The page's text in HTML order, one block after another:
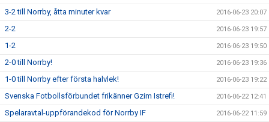
3-2 till Norrby, åtta minuter kvar 2016-06-23 20:07
2-2 2016-06-23 19:57
1-2 2016-06-23 19:50
2-0 till Norrby! 2016-06-23 19:36
1-0 till Norrby efter första halvlek! 2016-06-23 19:22
Svenska Fotbollsförbundet frikänner Gzim Istrefi! 2016-06-22 12:41
Spelaravtal-uppförandekod för Norrby IF 2016-06-22 11:59